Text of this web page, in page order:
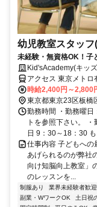
幼児教室スタッフ
未経験・無資格OK！子
Kid'sAcademy(キッ
アクセス 東京メト
線 成増南口徒歩約4
14分
時給2,400円～2,800
東京都東京23区板橋
勤務時間 ・勤務曜
トを参照下さい。
日 9：30～18：30
仕事内容 子どもへの
あげられるのが弊社
向け知脳向上教室」
のレッスンを...
制服あり 業界未経験者歓迎
副業・WワークOK
土日祝